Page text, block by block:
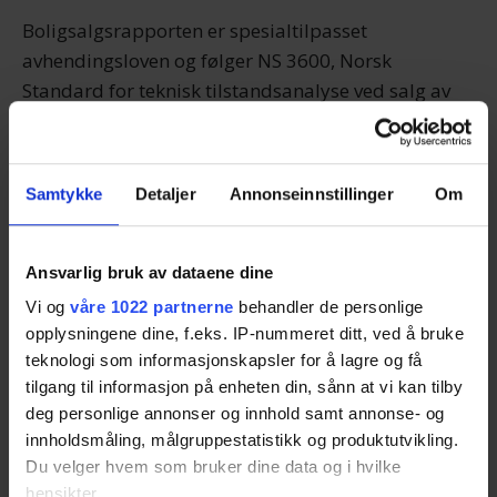
Samtykke Detaljer Annonseinnstillinger Om
Ansvarlig bruk av dataene dine
Vi og våre 1022 partnerne behandler de personlige
opplysningene dine, f.eks. IP-nummeret ditt, ved å bruke
teknologi som informasjonskapsler for å lagre og få
tilgang til informasjon på enheten din, sånn at vi kan tilby
deg personlige annonser og innhold samt annonse- og
innholdsmåling, målgruppestatistikk og produktutvikling.
Du velger hvem som bruker dine data og i hvilke
Boligsalgsrapporten er spesialtilpasset
avhendingsloven og følger NS 3600, Norsk
Standard for teknisk tilstandsanalyse ved salg av
Hensikten er å gi potensielle kjøpere et realistisk
oppfatning om hvor mye det eventuelt vil koste å
utbedre de feilene eller tiltakene som belyses.
Tilstandsrapport
Tilstandsrapporten er en litt lettere utgave av
boligsalgsrapporten, og gir en teknisk evaluering
av tilstanden til eiendommen for å avdekke